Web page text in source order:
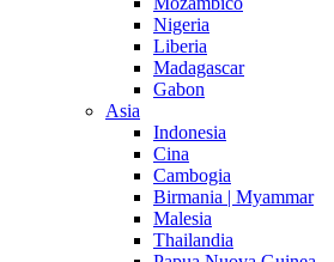
Nigeria
Liberia
Madagascar
Gabon
Asia
Indonesia
Cina
Cambogia
Birmania | Myammar
Malesia
Thailandia